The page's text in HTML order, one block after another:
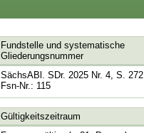
Fundstelle und systematische
Gliederungsnummer
SächsABl. SDr. 2025 Nr. 4, S. 272
Fsn-Nr.: 115
Gültigkeitszeitraum